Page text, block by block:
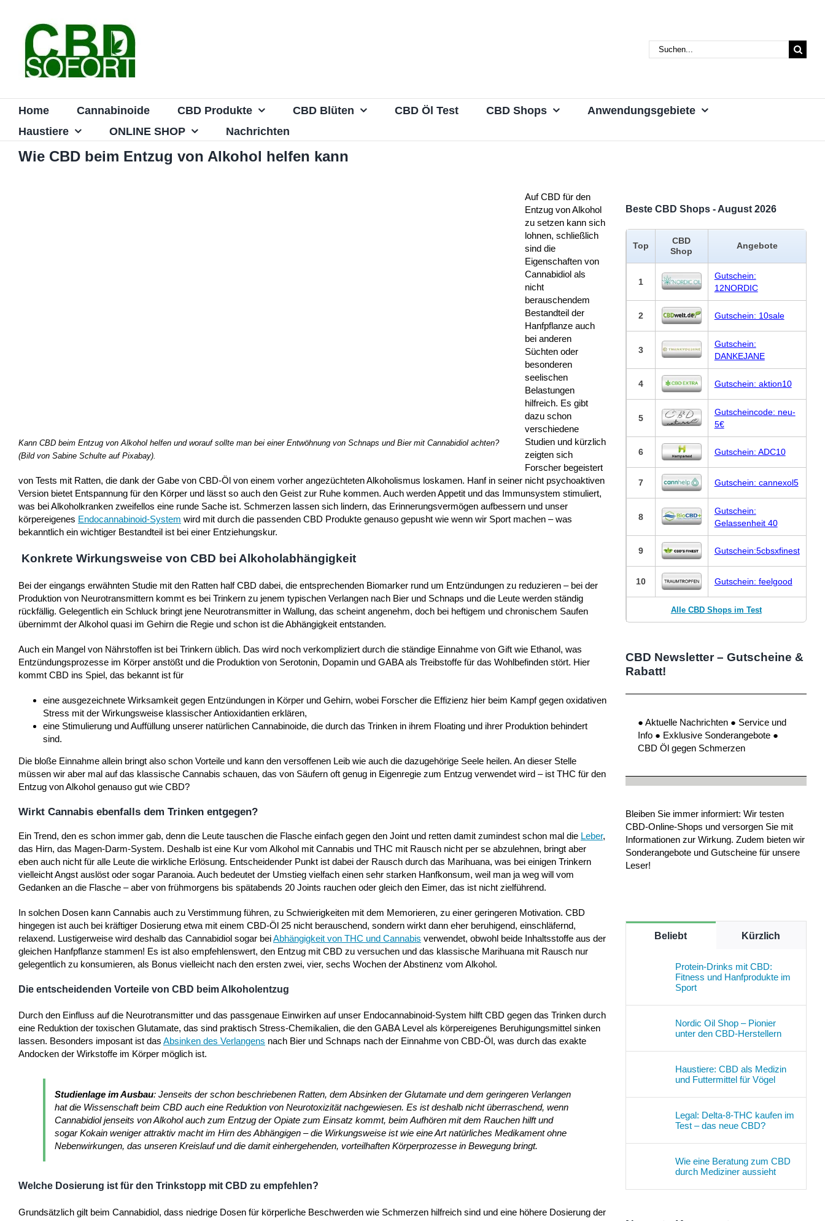
springen
Suche
nach:
Home Cannabinoide CBD Produkte CBD Blüten CBD Öl Test CBD Shops
Anwendungsgebiete
Haustiere
ONLINE SHOP Nachrichten
Wie CBD beim Entzug von Alkohol helfen kann
Kann CBD beim Entzug von Alkohol helfen und worauf sollte man bei einer Entwöhnung von Schnaps und Bier mit Cannabidiol achten?
(Bild von Sabine Schulte auf Pixabay).
Auf CBD für den
Entzug von Alkohol
zu setzen kann sich
lohnen, schließlich
sind die
Eigenschaften von
Cannabidiol als
nicht
berauschendem
Bestandteil der
Hanfpflanze auch
bei anderen
Süchten oder
besonderen
seelischen
Belastungen
hilfreich. Es gibt
dazu schon
verschiedene
Studien und kürzlich
zeigten sich
Forscher begeistert
von Tests mit Ratten, die dank der Gabe von CBD-Öl von einem vorher angezüchteten Alkoholismus loskamen. Hanf in seiner nicht psychoaktiven
Version bietet Entspannung für den Körper und lässt so auch den Geist zur Ruhe kommen. Auch werden Appetit und das Immunsystem stimuliert,
was bei Alkoholkranken zweifellos eine runde Sache ist. Schmerzen lassen sich lindern, das Erinnerungsvermögen aufbessern und unser
körpereigenes Endocannabinoid-System wird mit durch die passenden CBD Produkte genauso gepusht wie wenn wir Sport machen – was
bekanntlich ein wichtiger Bestandteil ist bei einer Entziehungskur.
Konkrete Wirkungsweise von CBD bei Alkoholabhängigkeit
Bei der eingangs erwähnten Studie mit den Ratten half CBD dabei, die entsprechenden Biomarker rund um Entzündungen zu reduzieren – bei der
Produktion von Neurotransmittern kommt es bei Trinkern zu jenem typischen Verlangen nach Bier und Schnaps und die Leute werden ständig
rückfällig. Gelegentlich ein Schluck bringt jene Neurotransmitter in Wallung, das scheint angenehm, doch bei heftigem und chronischem Saufen
übernimmt der Alkohol quasi im Gehirn die Regie und schon ist die Abhängigkeit entstanden.
Auch ein Mangel von Nährstoffen ist bei Trinkern üblich. Das wird noch verkompliziert durch die ständige Einnahme von Gift wie Ethanol, was
Entzündungsprozesse im Körper anstößt und die Produktion von Serotonin, Dopamin und GABA als Treibstoffe für das Wohlbefinden stört. Hier
kommt CBD ins Spiel, das bekannt ist für
eine ausgezeichnete Wirksamkeit gegen Entzündungen in Körper und Gehirn, wobei Forscher die Effizienz hier beim Kampf gegen oxidativen
Stress mit der Wirkungsweise klassischer Antioxidantien erklären,
eine Stimulierung und Auffüllung unserer natürlichen Cannabinoide, die durch das Trinken in ihrem Floating und ihrer Produktion behindert
sind.
Die bloße Einnahme allein bringt also schon Vorteile und kann den versoffenen Leib wie auch die dazugehörige Seele heilen. An dieser Stelle
müssen wir aber mal auf das klassische Cannabis schauen, das von Säufern oft genug in Eigenregie zum Entzug verwendet wird – ist THC für den
Entzug von Alkohol genauso gut wie CBD?
Wirkt Cannabis ebenfalls dem Trinken entgegen?
Ein Trend, den es schon immer gab, denn die Leute tauschen die Flasche einfach gegen den Joint und retten damit zumindest schon mal die Leber,
das Hirn, das Magen-Darm-System. Deshalb ist eine Kur vom Alkohol mit Cannabis und THC mit Rausch nicht per se abzulehnen, bringt aber
eben auch nicht für alle Leute die wirkliche Erlösung. Entscheidender Punkt ist dabei der Rausch durch das Marihuana, was bei einigen Trinkern
vielleicht Angst auslöst oder sogar Paranoia. Auch bedeutet der Umstieg vielfach einen sehr starken Hanfkonsum, weil man ja weg will vom
Gedanken an die Flasche – aber von frühmorgens bis spätabends 20 Joints rauchen oder gleich den Eimer, das ist nicht zielführend.
In solchen Dosen kann Cannabis auch zu Verstimmung führen, zu Schwierigkeiten mit dem Memorieren, zu einer geringeren Motivation. CBD
hingegen ist auch bei kräftiger Dosierung etwa mit einem CBD-Öl 25 nicht berauschend, sondern wirkt dann eher beruhigend, einschläfernd,
relaxend. Lustigerweise wird deshalb das Cannabidiol sogar beiAbhängigkeit von THC und Cannabis verwendet, obwohl beide Inhaltsstoffe aus der
gleichen Hanfpflanze stammen! Es ist also empfehlenswert, den Entzug mit CBD zu versuchen und das klassische Marihuana mit Rausch nur
gelegentlich zu konsumieren, als Bonus vielleicht nach den ersten zwei, vier, sechs Wochen der Abstinenz vom Alkohol.
Die entscheidenden Vorteile von CBD beim Alkoholentzug
Durch den Einfluss auf die Neurotransmitter und das passgenaue Einwirken auf unser Endocannabinoid-System hilft CBD gegen das Trinken durch
eine Reduktion der toxischen Glutamate, das sind praktisch Stress-Chemikalien, die den GABA Level als körpereigenes Beruhigungsmittel sinken
lassen. Besonders imposant ist das Absinken des Verlangens nach Bier und Schnaps nach der Einnahme von CBD-Öl, was durch das exakte
Andocken der Wirkstoffe im Körper möglich ist.
Studienlage im Ausbau: Jenseits der schon beschriebenen Ratten, dem Absinken der Glutamate und dem geringeren Verlangen
hat die Wissenschaft beim CBD auch eine Reduktion von Neurotoxizität nachgewiesen. Es ist deshalb nicht überraschend, wenn
Cannabidiol jenseits von Alkohol auch zum Entzug der Opiate zum Einsatz kommt, beim Aufhören mit dem Rauchen hilft und
sogar Kokain weniger attraktiv macht im Hirn des Abhängigen – die Wirkungsweise ist wie eine Art natürliches Medikament ohne
Nebenwirkungen, das unseren Kreislauf und die damit einhergehenden, vorteilhaften Körperprozesse in Bewegung bringt.
Welche Dosierung ist für den Trinkstopp mit CBD zu empfehlen?
Grundsätzlich gilt beim Cannabidiol, dass niedrige Dosen für körperliche Beschwerden wie Schmerzen hilfreich sind und eine höhere Dosierung der
Beste CBD Shops - August 2026
Top
CBD
Shop
Angebote
1
Gutschein:
12NORDIC
2 Gutschein: 10sale
3
Gutschein:
DANKEJANE
4 Gutschein: aktion10
5
Gutscheincode: neu-
5€
6 Gutschein: ADC10
7 Gutschein: cannexol5
8
Gutschein:
Gelassenheit 40
9 Gutschein:5cbsxfinest
10 Gutschein: feelgood
Alle CBD Shops im Test
CBD Newsletter – Gutscheine &
Rabatt!
● Aktuelle Nachrichten ● Service und
Info ● Exklusive Sonderangebote ●
CBD Öl gegen Schmerzen
Bleiben Sie immer informiert: Wir testen
CBD-Online-Shops und versorgen Sie mit
Informationen zur Wirkung. Zudem bieten wir
Sonderangebote und Gutscheine für unsere
Leser!
Beliebt Kürzlich
Protein-Drinks mit CBD:
Fitness und Hanfprodukte im
Sport
Nordic Oil Shop – Pionier
unter den CBD-Herstellern
Haustiere: CBD als Medizin
und Futtermittel für Vögel
Legal: Delta-8-THC kaufen im
Test – das neue CBD?
Wie eine Beratung zum CBD
durch Mediziner aussieht